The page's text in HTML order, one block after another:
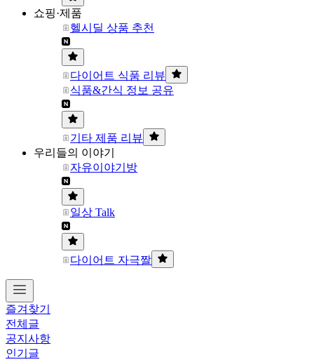
쇼핑·제품
헬시딜 상품 추천
다이어트 식품 리뷰
식품&간식 정보 공유
기타 제품 리뷰
우리들의 이야기
자유이야기방
일상 Talk
다이어트 자극짤
즐겨찾기
전체글
공지사항
인기글